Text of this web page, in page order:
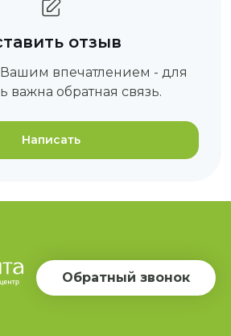
отзыв
впечатлением - для
важна обратная связь.
Написать
Обратный звонок